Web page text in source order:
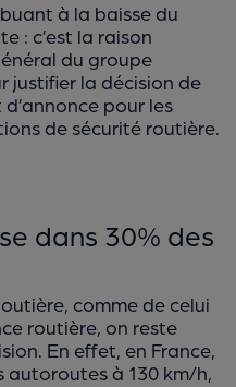
à la baisse du
: c’est la raison
du groupe
justifier la décision de
pour les
de sécurité routière.
dans 30% des
comme de celui
routière, on reste
En effet, en France,
autoroutes à 130 km/h,